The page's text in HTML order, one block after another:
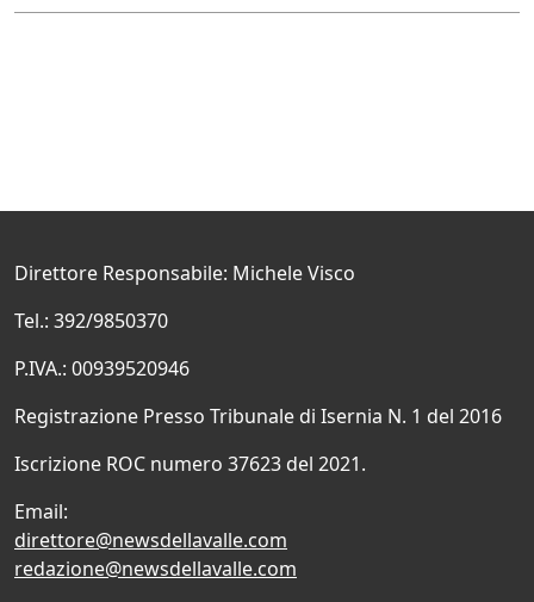
Direttore Responsabile: Michele Visco
Tel.: 392/9850370
P.IVA.: 00939520946
Registrazione Presso Tribunale di Isernia N. 1 del 2016
Iscrizione ROC numero 37623 del 2021.
Email:
direttore@newsdellavalle.com
redazione@newsdellavalle.com